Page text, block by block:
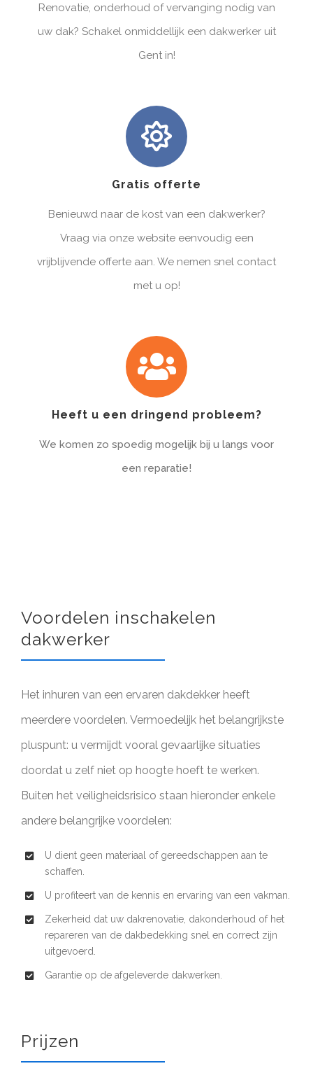
Renovatie, onderhoud of vervanging nodig van
uw dak? Schakel onmiddellijk een dakwerker uit
Gent in!
Gratis offerte
Benieuwd naar de kost van een dakwerker?
Vraag via onze website eenvoudig een
vrijblijvende offerte aan. We nemen snel contact
met u op!
Heeft u een dringend probleem?
We komen zo spoedig mogelijk bij u langs voor
een reparatie!
Voordelen inschakelen
dakwerker
Het inhuren van een ervaren dakdekker heeft
meerdere voordelen. Vermoedelijk het belangrijkste
pluspunt: u vermijdt vooral gevaarlijke situaties
doordat u zelf niet op hoogte hoeft te werken.
Buiten het veiligheidsrisico staan hieronder enkele
andere belangrijke voordelen:
U dient geen materiaal of gereedschappen aan te
schaffen.
U profiteert van de kennis en ervaring van een vakman.
Zekerheid dat uw dakrenovatie, dakonderhoud of het
repareren van de dakbedekking snel en correct zijn
uitgevoerd.
Garantie op de afgeleverde dakwerken.
Prijzen